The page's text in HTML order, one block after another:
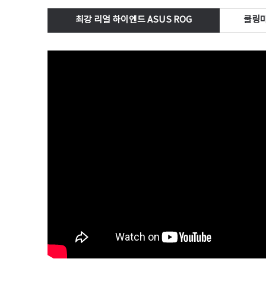
최강 리얼 하이엔드 ASUS ROG 쿨링